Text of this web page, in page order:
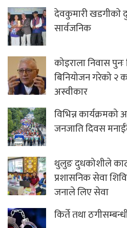
देवकुमारी खडगीकाे
सार्वजनिक
कोइराला निवास
बिनियोजन गरेको २
अस्वीकार
विभिन्न
जनजाति दिवस
थुलुङ दुधकोशीले
प्रशासनिक सेवा
जनाले लिए सेवा
किर्ते तथा